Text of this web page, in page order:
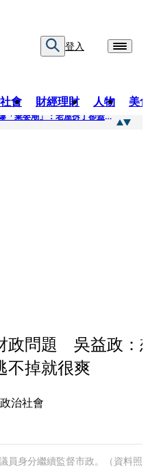
登入
會 財經理財 人物 美
都更停擺3／營造成本翻倍 都更爆「棄嬰潮」：老屋拆了卻蓋不下去
政問題 吳益政：
不掉就很爽
政治社會
員身分繼續監督市政。（資料照